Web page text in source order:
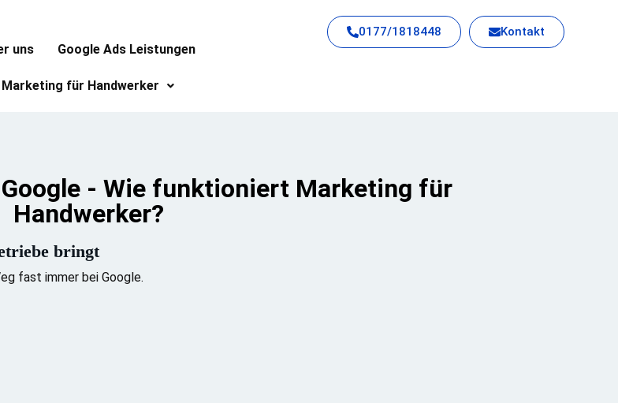
uns Google Ads Leistungen
Marketing für Handwerker
0177/1818448 Kontakt
- Wie funktioniert Marketing für
Handwerker?
bringt
fast immer bei Google.